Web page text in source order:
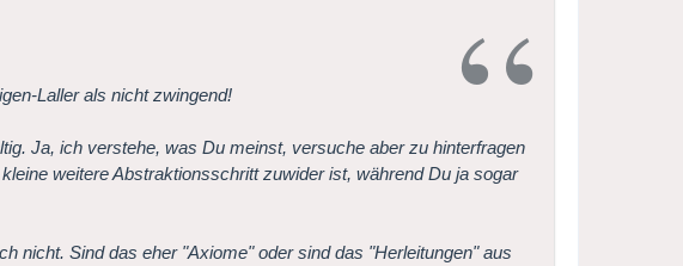
Laller als nicht zwingend!
Ja, ich verstehe, was Du meinst, versuche aber zu hinterfragen
weitere Abstraktionsschritt zuwider ist, während Du ja sogar
nicht. Sind das eher "Axiome" oder sind das "Herleitungen" aus